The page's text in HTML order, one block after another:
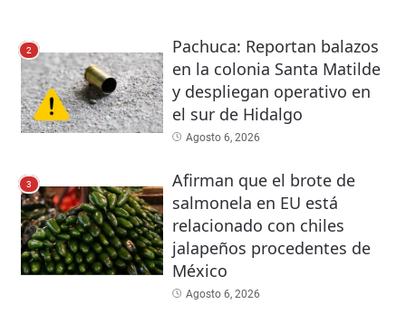
2
Pachuca: Reportan balazos
en la colonia Santa Matilde
y despliegan operativo en
el sur de Hidalgo
Agosto 6, 2026
3
Afirman que el brote de
salmonela en EU está
relacionado con chiles
jalapeños procedentes de
México
Agosto 6, 2026